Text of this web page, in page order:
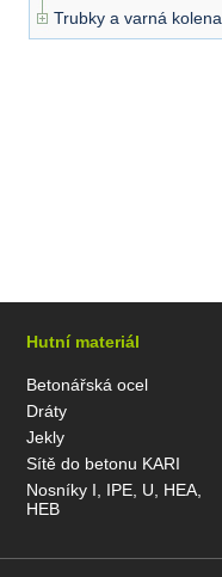
Trubky a varná kolena
Hutní materiál
Betonářská ocel
Dráty
Jekly
Sítě do betonu KARI
Nosníky I, IPE, U, HEA,
HEB